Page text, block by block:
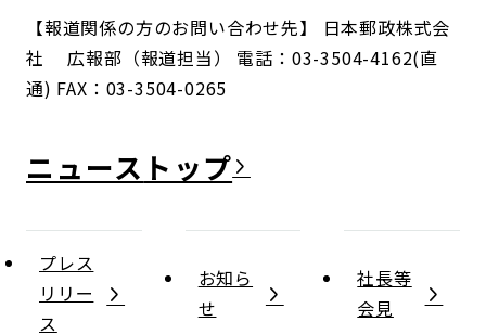
【報道関係の方のお問い合わせ先】 日本郵政株式会
社 広報部（報道担当） 電話：03-3504-4162(直
通) FAX：03-3504-0265
ニュース
プレス
リリー
ス
お知ら
せ
社長等
会見